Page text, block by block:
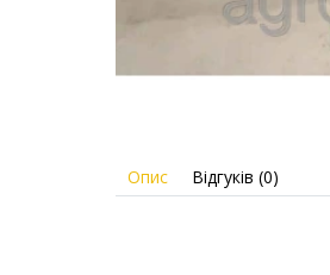
Опис Відгуків (0)